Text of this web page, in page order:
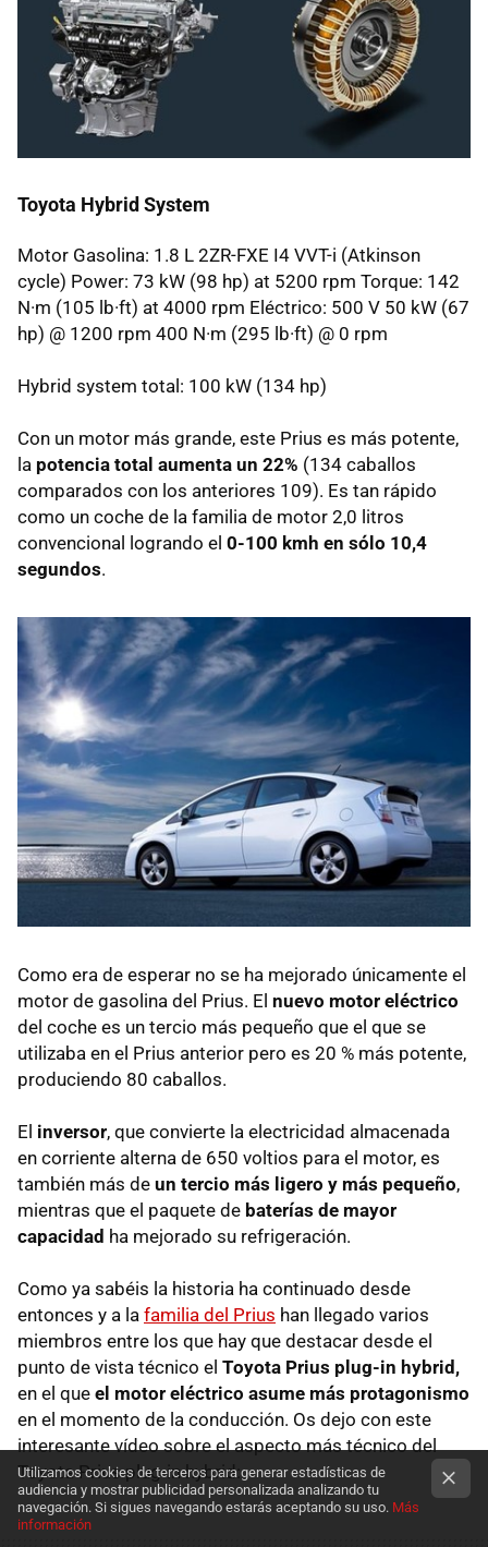
Toyota Hybrid System
Motor Gasolina: 1.8 L 2ZR-FXE I4 VVT-i (Atkinson
cycle) Power: 73 kW (98 hp) at 5200 rpm Torque: 142
N·m (105 lb·ft) at 4000 rpm Eléctrico: 500 V 50 kW (67
hp) @ 1200 rpm 400 N·m (295 lb·ft) @ 0 rpm
Hybrid system total: 100 kW (134 hp)
Con un motor más grande, este Prius es más potente,
la potencia total aumenta un 22% (134 caballos
comparados con los anteriores 109). Es tan rápido
como un coche de la familia de motor 2,0 litros
convencional logrando el 0-100 kmh en sólo 10,4
segundos.
Como era de esperar no se ha mejorado únicamente el
motor de gasolina del Prius. El nuevo motor eléctrico
del coche es un tercio más pequeño que el que se
utilizaba en el Prius anterior pero es 20 % más potente,
produciendo 80 caballos.
El inversor, que convierte la electricidad almacenada
en corriente alterna de 650 voltios para el motor, es
también más de un tercio más ligero y más pequeño,
mientras que el paquete de baterías de mayor
capacidad ha mejorado su refrigeración.
Como ya sabéis la historia ha continuado desde
entonces y a la familia del Prius han llegado varios
miembros entre los que hay que destacar desde el
punto de vista técnico el Toyota Prius plug-in hybrid,
en el que el motor eléctrico asume más protagonismo
en el momento de la conducción. Os dejo con este
interesante vídeo sobre el aspecto más técnico del
Toyota Prius plug-in hybrid:
Utilizamos cookies de terceros para generar estadísticas de
audiencia y mostrar publicidad personalizada analizando tu
navegación. Si sigues navegando estarás aceptando su uso. Más
información